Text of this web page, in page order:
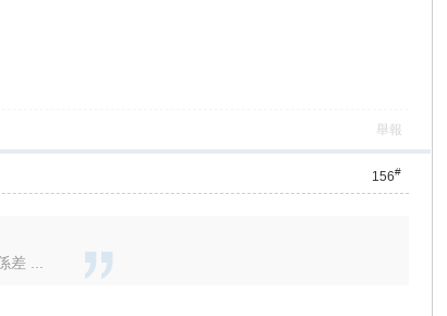
舉報
156#
差 ...